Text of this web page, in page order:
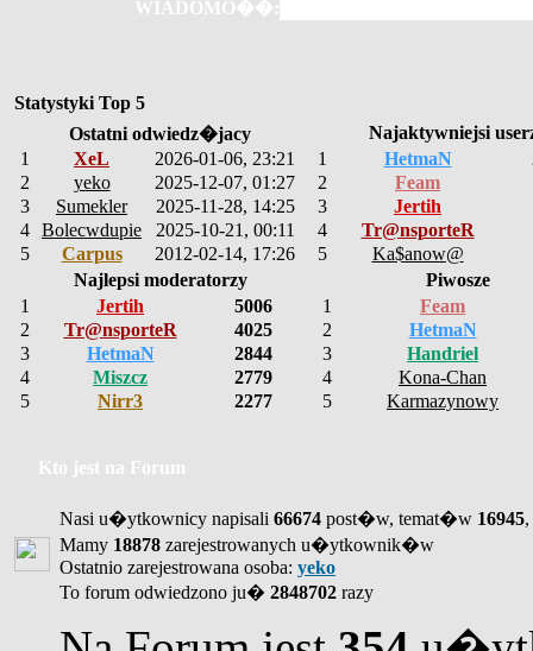
WIADOMO��:
Statystyki Top 5
Ostatni odwiedz�jacy
Najaktywniejsi
1
XeL
2026-01-06, 23:21
2
yeko
2025-12-07, 01:27
3
Sumekler
2025-11-28, 14:25
4
Bolecwdupie
2025-10-21, 00:11
5
Carpus 2012-02-14, 17:26
1 HetmaN
2
Feam
3
Jertih
4
Tr@nsporteR
5
Ka$anow@
Najlepsi moderatorzy
Piwosze
1
Jertih
5006
2
Tr@nsporteR
4025
3
HetmaN
2844
4
Miszcz
2779
5
Nirr3 2277
1
Feam
2
HetmaN
3
Handriel
4
Kona-Chan
5
Karmazynowy
Kto jest na Forum
Nasi u�ytkownicy napisali 66674 post�w, temat�w 16945
Mamy 18878 zarejestrowanych u�ytkownik�w
Ostatnio zarejestrowana osoba: yeko
To forum odwiedzono ju� 2848702 razy